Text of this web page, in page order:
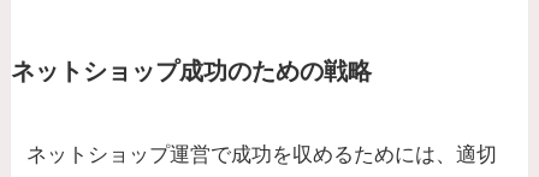
ネットショップ成功のための戦略
ネットショップ運営で成功を収めるためには、適切